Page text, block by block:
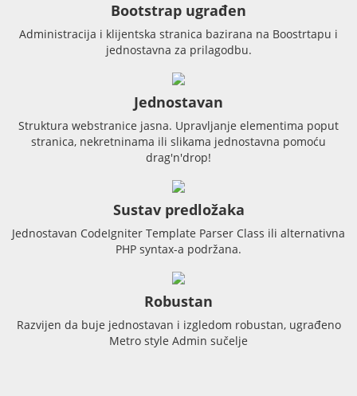
Bootstrap ugrađen
Administracija i klijentska stranica bazirana na Boostrtapu i
jednostavna za prilagodbu.
Jednostavan
Struktura webstranice jasna. Upravljanje elementima poput
stranica, nekretninama ili slikama jednostavna pomoću
drag'n'drop!
Sustav predložaka
Jednostavan CodeIgniter Template Parser Class ili alternativna
PHP syntax-a podržana.
Robustan
Razvijen da buje jednostavan i izgledom robustan, ugrađeno
Metro style Admin sučelje